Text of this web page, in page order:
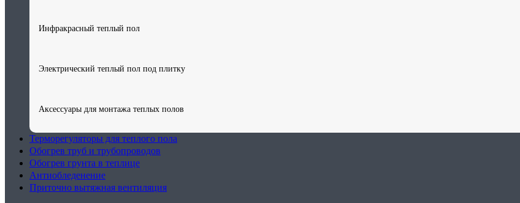
Инфракрасный теплый пол
Электрический теплый пол под плитку
Аксессуары для монтажа теплых полов
Терморегуляторы для теплого пола
Обогрев труб и трубопроводов
Обогрев грунта в теплице
Антиобледенение
Приточно вытяжная вентиляция